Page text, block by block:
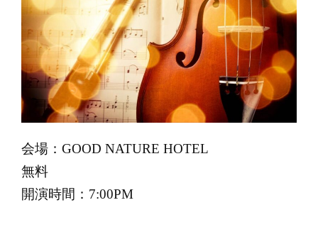
会場：GOOD NATURE HOTEL
無料
開演時間：7:00PM